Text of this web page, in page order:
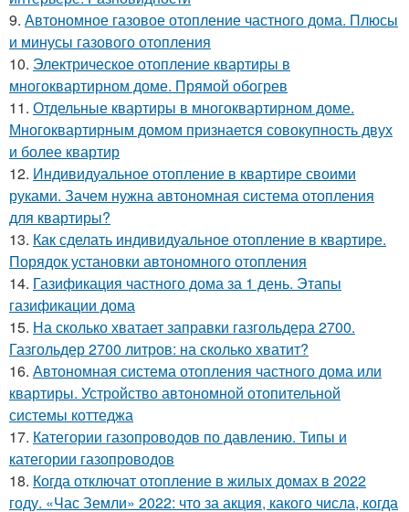
9. Автономное газовое отопление частного дома. Плюсы
и минусы газового отопления
10. Электрическое отопление квартиры в
многоквартирном доме. Прямой обогрев
11. Отдельные квартиры в многоквартирном доме.
Многоквартирным домом признается совокупность двух
и более квартир
12. Индивидуальное отопление в квартире своими
руками. Зачем нужна автономная система отопления
для квартиры?
13. Как сделать индивидуальное отопление в квартире.
Порядок установки автономного отопления
14. Газификация частного дома за 1 день. Этапы
газификации дома
15. На сколько хватает заправки газгольдера 2700.
Газгольдер 2700 литров: на сколько хватит?
16. Автономная система отопления частного дома или
квартиры. Устройство автономной отопительной
системы коттеджа
17. Категории газопроводов по давлению. Типы и
категории газопроводов
18. Когда отключат отопление в жилых домах в 2022
году. «Час Земли» 2022: что за акция, какого числа, когда